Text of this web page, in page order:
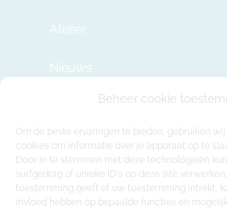
Beheer cookie
Om de beste ervaringen te bieden, gebruiken
cookies om informatie over je apparaat op te
Door in te stemmen met deze technologieën
surfgedrag of unieke ID's op deze site
toestemming geeft of uw toestemming intrekt,
invloed hebben op bepaalde functies en
Atelier
Nieuws
info@modulehome.be
+32 2 669 36 50